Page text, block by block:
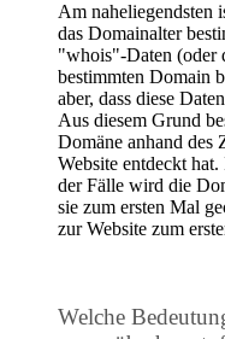
Am naheliegendsten
das Domainalter
"whois"-Daten (oder
bestimmten Domain
aber, dass diese
Aus diesem Grund
Domäne anhand des
Website entdeckt
der Fälle wird die
sie zum ersten Mal
zur Website zum
Welche